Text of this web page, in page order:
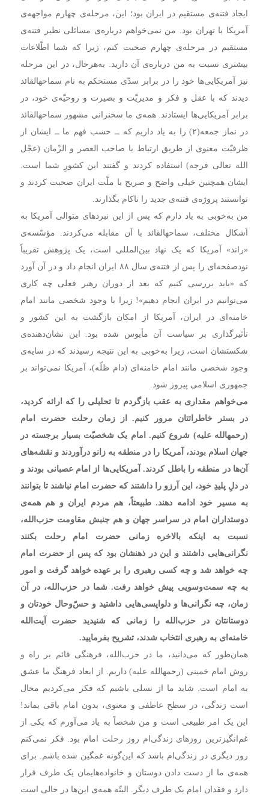
ایجاد فتنه‌ی مستقیم در ایران بود؛ این، مرحله‌ی چهارم مواجهه‌ی
آمریکا با تهران بود. من نمی‌خواهم درباره‌ی مسائلی نظیر فتنه‌ی
مستقیم در مرحله‌ی چهارم صحبت کنم، زیرا که شما اطّلاعات
بیشتری نسبت به من درباره‌ی آن دارید. به‌هر‌حال، در این مرحله
نیز آمریکایی‌ها خود را در برابر سدّی مستحکم به نام سماحهالقائد
دیدند که با عقل و فکر و مدیریّت و بصیرت و روحیّه‌ی خود، در
برابر آمریکایی‌ها ایستادند. همه‌ی ما سخنرانی مشهور سماحهالقائد
در نماز جمعه(۲) را به یاد داریم که ــ حسب فهم ما ــ ایشان از
ظرفیّت معنوی از طریق ارتباط با صاحب العصر و الزّمان (عجّل
الله تعالی فرجه) استفاده کردند و گفتند این کشورِ شما است.
ایشان همچنین خیلی واضح و صریح با ملّت ایران صحبت کردند و
توانستند پروژه‌ی فتنه‌ی جدید را ناکام بگذارند.
من به‌خوبی به یاد دارم که پس از این نبردهای متوالی آمریکا به
اَشکال مختلف، سماحهالقائد با آن مقابله می‌کردند. مؤسّسه‌ی
«راند» آمریکا که یک نهاد بین‌المللی است، یک پژوهش تقریباً
نودصفحه‌ای را پس از فتنه‌ی سال ۸۸ ایران انجام داد و در آن آورد
که «باید بررسی کنیم که بعد از دوران رهبر فعلی چه کاری
می‌توانیم در ایران انجام دهیم»! زیرا با وجود شخصی مانند امام
خامنه‌ای در ایران، آمریکا از امکان بازگشت به این کشور و
تأثیرگذاری بر سیاست آن مأیوس شده بود. این نشان‌دهنده‌ی
شکستشان است، زیرا به‌خوبی به این نتیجه رسیدند که در سایه‌ی
وجود شخصی مانند امام خامنه‌ای (دام ظلّه)، آمریکا نمی‌تواند بر
جمهوری اسلامی پیروز شود.
می‌خواهم مقداری به عقب‌ بازگردم تا تحلیلی را که ارائه کردید،
در بستر خاطراتتان مرور کنیم. از زمان رحلت حضرت امام
(رحمهالله علیه) شروع کنیم. امام یک شخصیّت بسیار برجسته در
جهان اسلام بودند، آمریکا را در منطقه به زانو درآوردند و نقشه‌های
آن‌ها در منطقه را باطل کردند. آمریکایی‌ها از امام عصبانی بودند و
در دلِ پلیدِ خود، این آرزو را داشتند که حضرت امام نباشند تا بتوانند
به مسیر خود ادامه دهند. طبیعتاً، هم مردم ایران و هم همه‌ی
دوستداران امام در سراسر جهان و هم جنبش مقاومت حزب‌الله،
نسبت به اینکه بالاخره زمانی حضرت امام رحلت بکنند
نگرانی‌هایی داشتند و این در ذهنشان بود که پس از حضرت امام
چه خواهد شد و چه کسی رهبری را بر عهده خواهد گرفت و امور
به چه سمت‌وسویی پیش خواهد رفت. شما در حزب‌الله، در آن
زمان، چه نگرانی‌ها و دلواپسی‌هایی داشتید و حسّ‌وحال خودتان و
دوستانتان در حزب‌الله را زمانی که شنیدید حضرت آیت‌الله
خامنه‌ای به رهبری انتخاب شدند، تشریح بفرمایید.
همان‌طور که می‌دانید، ما در حزب‌الله، فرهنگی قائم بر راه و
روش امام خمینی (رحمهالله علیه) داریم. از ابعاد فرهنگ ما عشق
به امام است. شاید ما از نسلی باشیم که فکر می‌کردیم محال
است زندگی، در سطح عاطفی و معنوی، بدون امام باقی بماند!
این یک امر طبیعی است و من شخصاً به یاد می‌آورم که یکی از
غم‌انگیزترین روزهای زندگی‌ام روز رحلت امام بود. فکر نمی‌کنم
روز دیگری در زندگی‌ام باشد که این‌گونه غمگین شده باشم. برای
همه‌ی ما از دست دادن دوستان و خانواده‌هایمان یک طرف قرار
دارد و فقدان امام یک طرف دیگر. البتّه همه‌ی این‌ها در حالی است